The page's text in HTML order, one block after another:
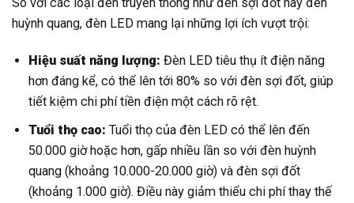
huỳnh quang, đèn LED mang lại những lợi ích vượt trội:
Hiệu suất năng lượng: Đèn LED tiêu thụ ít điện năng
hơn đáng kể, có thể lên tới 80% so với đèn sợi đốt, giúp
tiết kiệm chi phí tiền điện một cách rõ rệt.
Tuổi thọ cao: Tuổi thọ của đèn LED có thể lên đến
50.000 giờ hoặc hơn, gấp nhiều lần so với đèn huỳnh
quang (khoảng 10.000-20.000 giờ) và đèn sợi đốt
(khoảng 1.000 giờ). Điều này giảm thiểu chi phí thay thế